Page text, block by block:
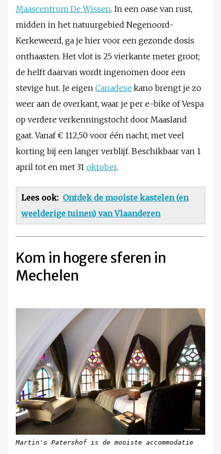
Maascentrum De Wissen. In een oase van rust,
midden in het natuurgebied Negenoord-
Kerkeweerd, ga je hier voor een gezonde dosis
onthaasten. Het vlot is 25 vierkante meter groot;
de helft daarvan wordt ingenomen door een
stevige hut. Je eigen Canadese kano brengt je zo
weer aan de overkant, waar je per e-bike of Vespa
op verdere verkenningstocht door Maasland
gaat. Vanaf € 112,50 voor één nacht, met veel
korting bij een langer verblijf. Beschikbaar van 1
april tot en met 31 oktober.
Lees ook: Ontdek de mooiste kastelen (en
weelderige tuinen) van Vlaanderen
Kom in hogere sferen in
Mechelen
Martin's Patershof is de mooiste accommodatie